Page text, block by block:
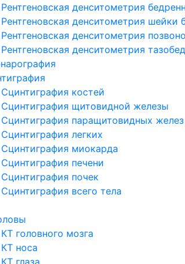
Рентгеновская денситометрия
Рентгеновская денситометрия шейки
Рентгеновская денситометрия
Рентгеновская денситометрия
Сцинтиграфия костей
Сцинтиграфия щитовидной железы
Сцинтиграфия паращитовидных желез
Сцинтиграфия легких
Сцинтиграфия миокарда
Сцинтиграфия печени
Сцинтиграфия почек
Сцинтиграфия всего тела
КТ головного мозга
КТ носа
КТ глаза